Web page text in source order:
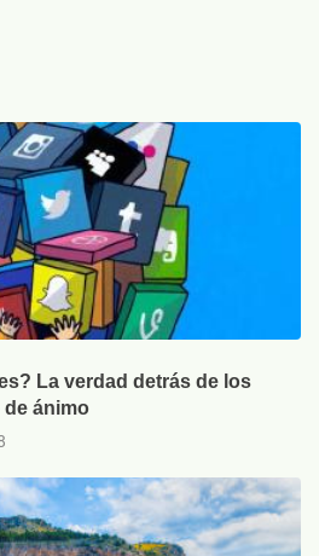
La verdad detrás de los
ánimo